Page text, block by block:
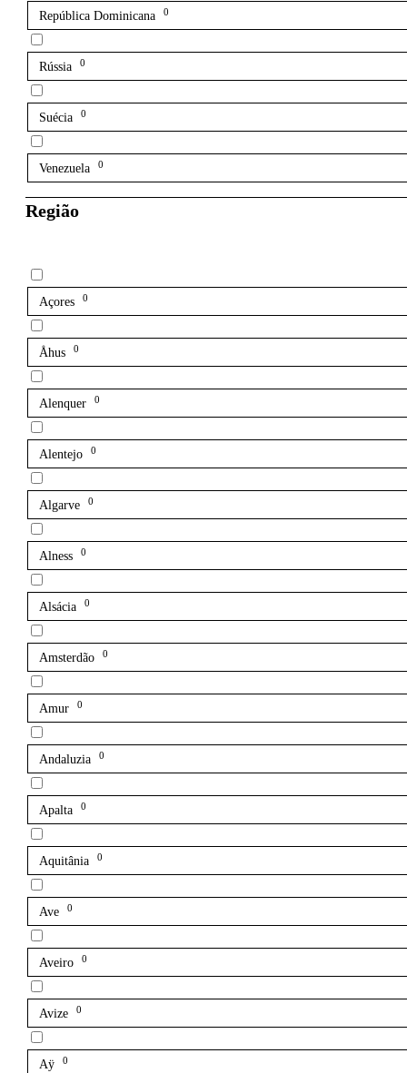
República Dominicana 0
Rússia 0
Suécia 0
Venezuela 0
Região
Açores 0
Åhus 0
Alenquer 0
Alentejo 0
Algarve 0
Alness 0
Alsácia 0
Amsterdão 0
Amur 0
Andaluzia 0
Apalta 0
Aquitânia 0
Ave 0
Aveiro 0
Avize 0
Aÿ 0